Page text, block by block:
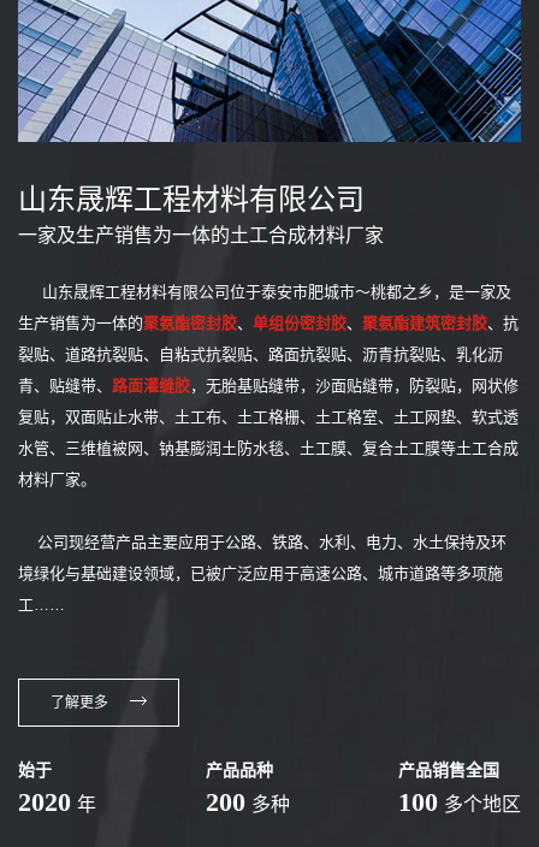
山东晟辉工程材料有限公司
一家及生产销售为一体的土工合成材料厂家
山东晟辉工程材料有限公司位于泰安市肥城市～桃都之乡，是一家及
生产销售为一体的聚氨酯密封胶、 单组份密封胶、 聚氨酯建筑密封胶、抗
裂贴、道路抗裂贴、自粘式抗裂贴、路面抗裂贴、沥青抗裂贴、乳化沥
青、贴缝带、 路面灌缝胶，无胎基贴缝带，沙面贴缝带，防裂贴，网状修
复贴，双面贴止水带、土工布、土工格栅、土工格室、土工网垫、软式透
水管、三维植被网、钠基膨润土防水毯、土工膜、复合土工膜等土工合成
材料厂家。
公司现经营产品主要应用于公路、铁路、水利、电力、水土保持及环
境绿化与基础建设领域，已被广泛应用于高速公路、城市道路等多项施
工……
了解更多
始于
2020 年
产品品种
200 多种
产品销售全国
100 多个地区